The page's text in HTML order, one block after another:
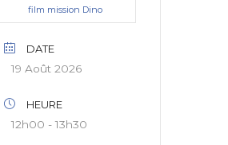
film mission Dino
DATE
19 Août 2026
HEURE
12h00 - 13h30